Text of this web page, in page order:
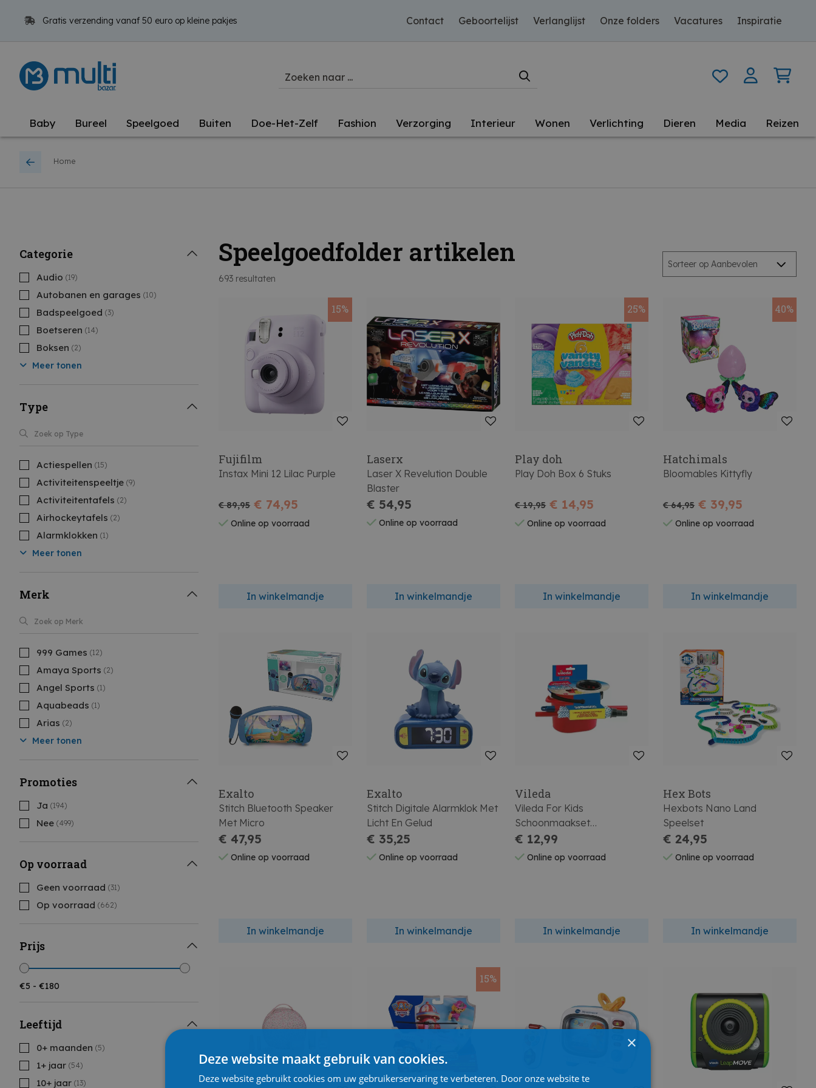
Gratis verzending vanaf 50 euro op kleine pakjes Contact Geboortelijst Verlanglijst Onze folders Vacatures Inspiratie
Baby Bureel Speelgoed Buiten Doe-Het-Zelf Fashion Verzorging Interieur Wonen Verlichting Dieren Media Reizen
Home
Categorie
Audio (19)
Autobanen en garages (10)
Badspeelgoed (3)
Boetseren (14)
Boksen (2)
Meer tonen
Type
Actiespellen (15)
Activiteitenspeeltje (9)
Activiteitentafels (2)
Airhockeytafels (2)
Alarmklokken (1)
Meer tonen
Merk
999 Games (12)
Amaya Sports (2)
Angel Sports (1)
Aquabeads (1)
Arias (2)
Meer tonen
Promoties
Ja (194)
Nee (499)
Op voorraad
Geen voorraad (31)
Op voorraad (662)
Prijs
Leeftijd
0+ maanden (5)
1+ jaar (54)
10+ jaar (13)
Speelgoedfolder artikelen
693 resultaten
15%
Fujifilm
Instax Mini 12 Lilac Purple
€ 89,95 € 74,95
Online op voorraad
In winkelmandje
Laserx
Laser X Revelution Double
Blaster
€ 54,95
Online op voorraad
In winkelmandje
25%
Play doh
Play Doh Box 6 Stuks
€ 19,95 € 14,95
Online op voorraad
In winkelmandje
40%
Hatchimals
Bloomables Kittyfly
€ 64,95 € 39,95
Online op voorraad
In winkelmandje
Exalto
Stitch Bluetooth Speaker
Met Micro
€ 47,95
Online op voorraad
In winkelmandje
Exalto
Stitch Digitale Alarmklok Met
Licht En Gelud
€ 35,25
Online op voorraad
In winkelmandje
Vileda
Vileda For Kids
Schoonmaakset
Schoonmaakmop + Emmer
€ 12,99
Online op voorraad
In winkelmandje
Hex Bots
Hexbots Nano Land
Speelset
€ 24,95
Online op voorraad
In winkelmandje
15%
×
Deze website maakt gebruik van cookies.
Deze website gebruikt cookies om uw gebruikerservaring te verbeteren. Door onze website te